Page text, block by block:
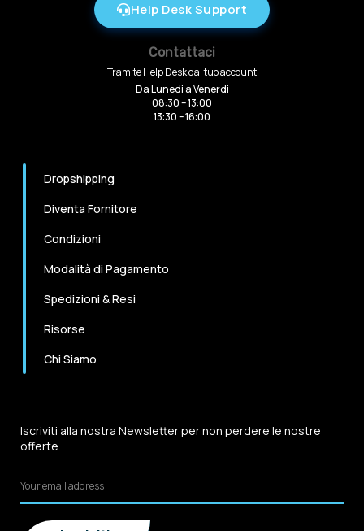
Help Desk Support
Contattaci
Tramite Help Desk dal tuo account
Da Lunedi a Venerdi
08:30 – 13:00
13:30 – 16:00
Dropshipping
Diventa Fornitore
Condizioni
Modalità di Pagamento
Spedizioni & Resi
Risorse
Chi Siamo
Iscriviti alla nostra Newsletter per non perdere le nostre
offerte